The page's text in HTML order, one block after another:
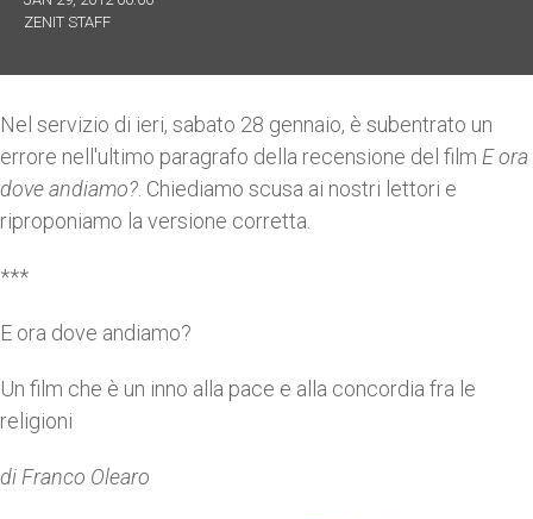
ZENIT STAFF
Nel servizio di ieri, sabato 28 gennaio, è subentrato un
errore nell'ultimo paragrafo della recensione del film E ora
dove andiamo? . Chiediamo scusa ai nostri lettori e
riproponiamo la versione corretta.
***
E ora dove andiamo?
Un film che è un inno alla pace e alla concordia fra le
religioni
di Franco Olearo